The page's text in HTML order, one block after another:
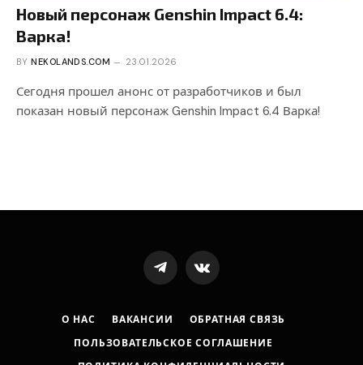
Новый персонаж Genshin Impact 6.4:
Варка!
BY NEKOLANDS.COM 23.01.2026
Сегодня прошел анонс от разработчиков и был
показан новый персонаж Genshin Impact 6.4 Варка!
TelegramVKontakte
О НАС ВАКАНСИИ
ОБРАТНАЯ СВЯЗЬ
ПОЛЬЗОВАТЕЛЬСКОЕ СОГЛАШЕНИЕ